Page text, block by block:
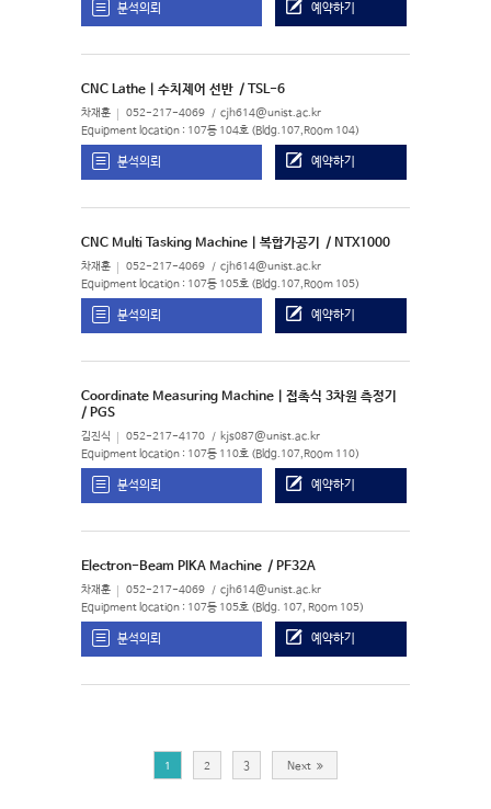
분석의뢰 예약하기
CNC Lathe | 수치제어 선반 / TSL-6
차재훈 052-217-4069 cjh614@unist.ac.kr
Equipment location : 107동 104호 (Bldg.107,Room 104)
분석의뢰 예약하기
CNC Multi Tasking Machine | 복합가공기 / NTX1000
차재훈 052-217-4069 cjh614@unist.ac.kr
Equipment location : 107동 105호 (Bldg.107,Room 105)
분석의뢰 예약하기
Coordinate Measuring Machine | 접촉식 3차원 측정기
/ PGS
김진식 052-217-4170 kjs087@unist.ac.kr
Equipment location : 107동 110호 (Bldg.107,Room 110)
분석의뢰 예약하기
Electron-Beam PIKA Machine / PF32A
차재훈 052-217-4069 cjh614@unist.ac.kr
Equipment location : 107동 105호 (Bldg. 107, Room 105)
분석의뢰 예약하기
1 2 3 Next